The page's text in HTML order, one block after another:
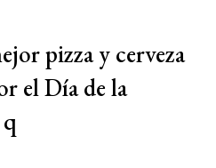
pizza y cerveza
el Día de la